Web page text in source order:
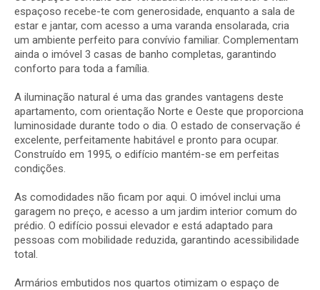
espaçoso recebe-te com generosidade, enquanto a sala de
estar e jantar, com acesso a uma varanda ensolarada, cria
um ambiente perfeito para convívio familiar. Complementam
ainda o imóvel 3 casas de banho completas, garantindo
conforto para toda a família.
A iluminação natural é uma das grandes vantagens deste
apartamento, com orientação Norte e Oeste que proporciona
luminosidade durante todo o dia. O estado de conservação é
excelente, perfeitamente habitável e pronto para ocupar.
Construído em 1995, o edifício mantém-se em perfeitas
condições.
As comodidades não ficam por aqui. O imóvel inclui uma
garagem no preço, e acesso a um jardim interior comum do
prédio. O edifício possui elevador e está adaptado para
pessoas com mobilidade reduzida, garantindo acessibilidade
total.
Armários embutidos nos quartos otimizam o espaço de